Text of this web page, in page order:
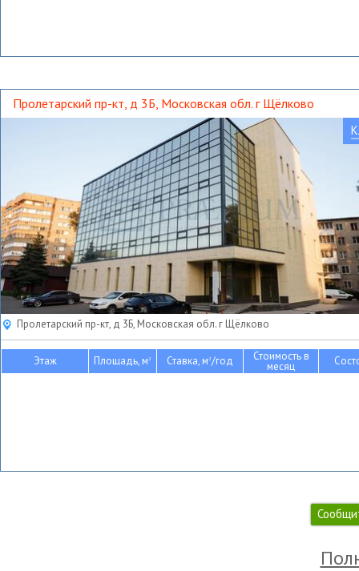
Пролетарский пр-кт, д 3Б, Московская обл. г Щёлково
Пролетарский пр-кт, д 3Б, Московская обл. г Щёлково
Этаж Площадь, м2 Ставка, м2/год Стоимость в
месяц